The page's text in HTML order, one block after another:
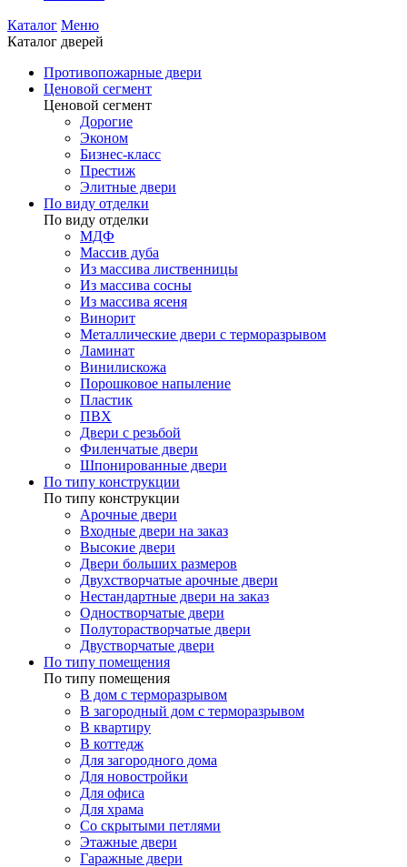
Каталог Меню
Каталог дверей
Противопожарные двери
Ценовой сегмент
Ценовой сегмент
Дорогие
Эконом
Бизнес-класс
Престиж
Элитные двери
По виду отделки
По виду отделки
МДФ
Массив дуба
Из массива лиственницы
Из массива сосны
Из массива ясеня
Винорит
Металлические двери с терморазрывом
Ламинат
Винилискожа
Порошковое напыление
Пластик
ПВХ
Двери с резьбой
Филенчатые двери
Шпонированные двери
По типу конструкции
По типу конструкции
Арочные двери
Входные двери на заказ
Высокие двери
Двери больших размеров
Двухстворчатые арочные двери
Нестандартные двери на заказ
Одностворчатые двери
Полуторастворчатые двери
Двустворчатые двери
По типу помещения
По типу помещения
В дом с терморазрывом
В загородный дом с терморазрывом
В квартиру
В коттедж
Для загородного дома
Для новостройки
Для офиса
Для храма
Со скрытыми петлями
Этажные двери
Гаражные двери